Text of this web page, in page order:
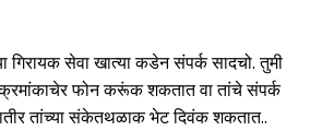
गिरायक सेवा खात्या कडेन संपर्क सादचो. तुमी
क्रमांकाचेर फोन करूंक शकतात वा तांचे संपर्क
तांच्या संकेतथळाक भेट दिवंक शकतात..